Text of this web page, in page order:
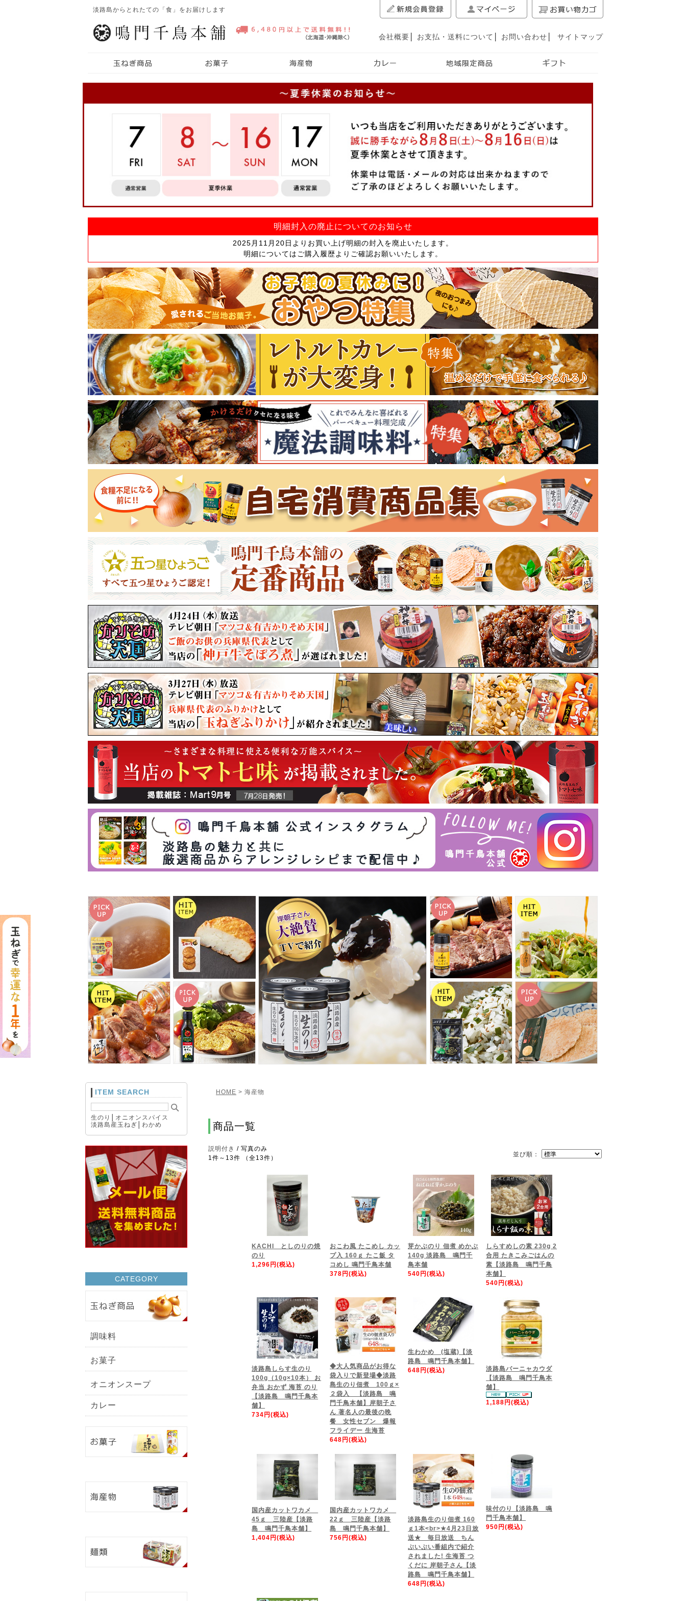
淡路島からとれたての「食」をお届けします
会社概要 お支払・送料について お問い合わせ サイトマップ
明細封入の廃止についてのお知らせ
2025月11月20日よりお買い上げ明細の封入を廃止いたします。
明細についてはご購入履歴よりご確認お願いいたします。
ITEM SEARCH
生のり
オニオンスパイス
淡路島産玉ねぎ
わかめ
CATEGORY
調味料
お菓子
オニオンスープ
カレー
HOME > 海産物
商品一覧
並び順：
説明付き / 写真のみ
1件～13件 （全13件）
KACHI としのりの焼
のり
1,296円(税込)
おこわ風 たこめし カッ
プ入 160ｇ たこ飯 タ
コめし 鳴門千鳥本舗
378円(税込)
芽かぶのり 佃煮 めかぶ
140g 淡路島 鳴門千
鳥本舗
540円(税込)
しらすめしの素 230g 2
合用 たきこみごはんの
素【淡路島 鳴門千鳥
本舗】
540円(税込)
淡路島しらす生のり
100g（10g×10本） お
弁当 おかず 海苔 のり
【淡路島 鳴門千鳥本
舗】
734円(税込)
◆大人気商品がお得な
袋入りで新登場◆淡路
島生のり佃煮 100ｇ×
２袋入 【淡路島 鳴
門千鳥本舗】岸朝子さ
ん 著名人の最後の晩
餐 女性セブン 爆報
フライデー 生海苔
648円(税込)
生わかめ (塩蔵)【淡
路島 鳴門千鳥本舗】
648円(税込)
淡路島バーニャカウダ
【淡路島 鳴門千鳥本
舗】
1,188円(税込)
国内産カットワカメ
45ｇ 三陸産【淡路
島 鳴門千鳥本舗】
1,404円(税込)
国内産カットワカメ
22ｇ 三陸産【淡路
島 鳴門千鳥本舗】
756円(税込)
淡路島生のり佃煮 160
ｇ1本<br>★4月23日放
送★ 毎日放送 ちん
ぷいぷい番組内で紹介
されました! 生海苔 つ
くだに 岸朝子さん【淡
路島 鳴門千鳥本舗】
648円(税込)
味付のり【淡路島 鳴
門千鳥本舗】
950円(税込)